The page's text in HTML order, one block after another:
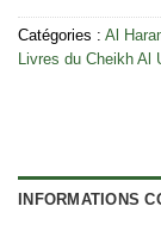
Catégories : Al
Livres du Cheikh Al
INFORMATIONS